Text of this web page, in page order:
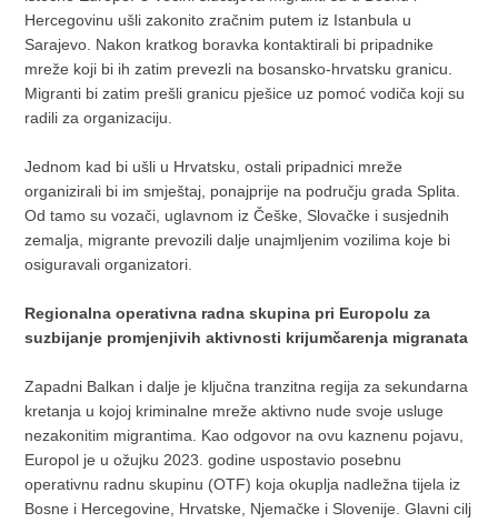
Hercegovinu ušli zakonito zračnim putem iz Istanbula u
Sarajevo. Nakon kratkog boravka kontaktirali bi pripadnike
mreže koji bi ih zatim prevezli na bosansko-hrvatsku granicu.
Migranti bi zatim prešli granicu pješice uz pomoć vodiča koji su
radili za organizaciju.
Jednom kad bi ušli u Hrvatsku, ostali pripadnici mreže
organizirali bi im smještaj, ponajprije na području grada Splita.
Od tamo su vozači, uglavnom iz Češke, Slovačke i susjednih
zemalja, migrante prevozili dalje unajmljenim vozilima koje bi
osiguravali organizatori.
Regionalna operativna radna skupina pri Europolu za
suzbijanje promjenjivih aktivnosti krijumčarenja migranata
Zapadni Balkan i dalje je ključna tranzitna regija za sekundarna
kretanja u kojoj kriminalne mreže aktivno nude svoje usluge
nezakonitim migrantima. Kao odgovor na ovu kaznenu pojavu,
Europol je u ožujku 2023. godine uspostavio posebnu
operativnu radnu skupinu (OTF) koja okuplja nadležna tijela iz
Bosne i Hercegovine, Hrvatske, Njemačke i Slovenije. Glavni cilj